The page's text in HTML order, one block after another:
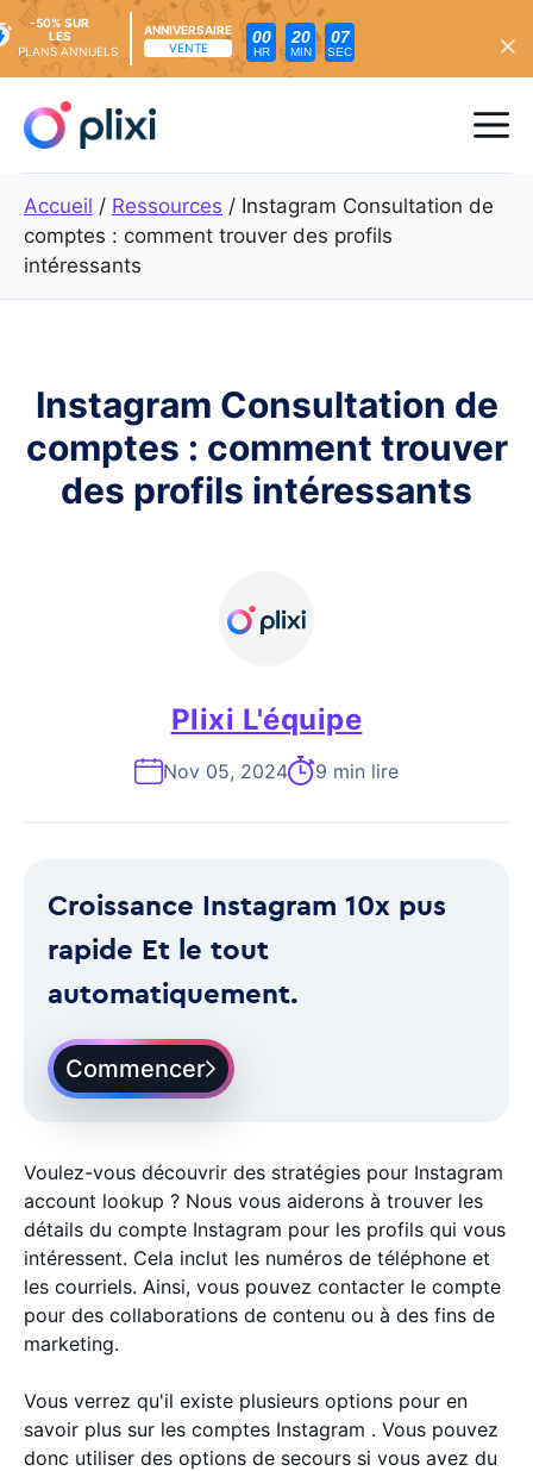
content
-50% SUR
LES
PLANS ANNUELS
ANNIVERSAIRE
VENTE
00
HR
20
MIN
05
SEC
Accueil / Ressources / Instagram Consultation de
comptes : comment trouver des profils
intéressants
Instagram Consultation de
comptes : comment trouver
des profils intéressants
Plixi L'équipe
Nov 05, 2024 9 min lire
Croissance Instagram 10x pus
rapide Et le tout
automatiquement.
Commencer
Voulez-vous découvrir des stratégies pour Instagram
account lookup ? Nous vous aiderons à trouver les
détails du compte Instagram pour les profils qui vous
intéressent. Cela inclut les numéros de téléphone et
les courriels. Ainsi, vous pouvez contacter le compte
pour des collaborations de contenu ou à des fins de
marketing.
Vous verrez qu'il existe plusieurs options pour en
savoir plus sur les comptes Instagram . Vous pouvez
donc utiliser des options de secours si vous avez du